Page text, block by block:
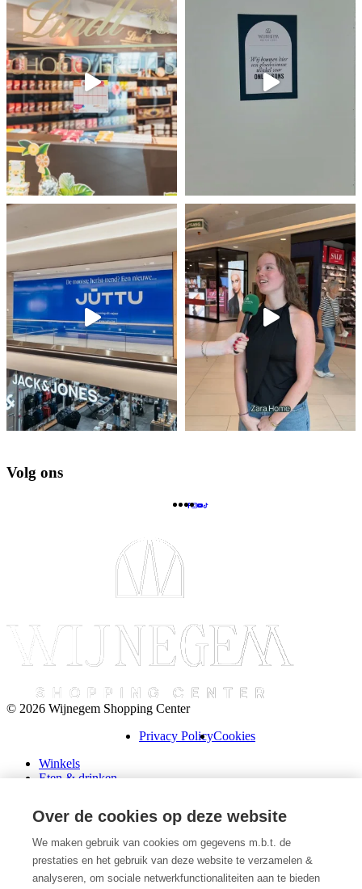
Volg ons
© 2026 Wijnegem Shopping Center
Privacy PolicyCookies
Winkels
Eten & drinken
Schenk een cadeaubon
Over ons
Wini’s
Plattegrond
Diensten
Over de cookies op deze website
We maken gebruik van cookies om gegevens m.b.t. de
prestaties en het gebruik van deze website te verzamelen &
analyseren, om sociale netwerkfunctionaliteiten aan te bieden